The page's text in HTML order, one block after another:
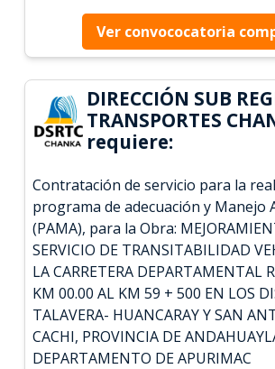
Ver convococatoria
DIRECCIÓN SUB
TRANSPORTES
requiere:
Contratación de servicio para la
programa de adecuación y Manejo
(PAMA), para la Obra:
SERVICIO DE TRANSITABILIDAD
LA CARRETERA DEPARTAMENTAL
KM 00.00 AL KM 59 + 500 EN LOS
TALAVERA- HUANCARAY Y SAN
CACHI, PROVINCIA DE
DEPARTAMENTO DE APURIMAC